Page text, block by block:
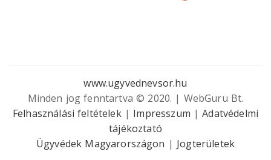
www.ugyvednevsor.hu
Minden jog fenntartva © 2020. | WebGuru Bt.
Felhasználási feltételek| Impresszum |Adatvédelmi
tájékoztató
Ügyvédek Magyarországon | Jogterületek